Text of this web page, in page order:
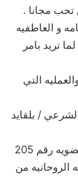
مجانا .
و العاطفيه
تريد بامر
التي
/ بلقايد
رقم 205
الروحانيه من